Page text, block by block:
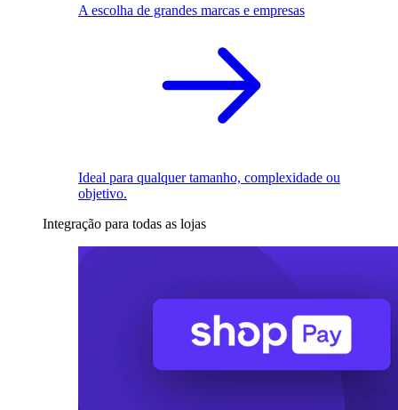
A escolha de grandes marcas e empresas
Ideal para qualquer tamanho, complexidade ou
objetivo.
Integração para todas as lojas